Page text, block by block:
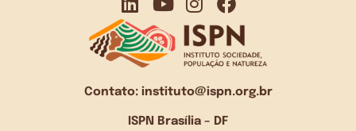
Contato: instituto@ispn.org.br
ISPN Brasília – DF